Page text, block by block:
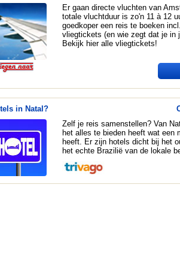
Er gaan directe vluchten van
totale vluchtduur is zo'n 11 à 12
goedkoper een reis te boeken
vliegtickets (en wie zegt dat je in
Bekijk hier alle vliegtickets!
in Natal?
Zelf je reis samenstellen? Van
het alles te bieden heeft wat een
heeft. Er zijn hotels dicht bij het
het echte Brazilië van de lokale